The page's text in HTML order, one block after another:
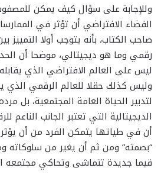
وللإجابة على سؤال كيف يمكن
الفضاء الافتراضي أن تؤثر في
صاحب الكتاب، بأنه يتوجب أولا
رقمي وما هو ديجيتالي، موضحا أن
ليس على العالم الافتراضي الذي
وليس كذلك حقلا للعالم الرقمي الذي
لتدبير الحياة العامة المجتمعية، بل
الديجيتالية التي تعتبر الجانب الناعم
أن في طياتها يتمكن الفرد من أن
“بصمته” ومن ثم أن يغير من سلوكاته
قيما جديدة تتماشى وتحاكي مجتمعه